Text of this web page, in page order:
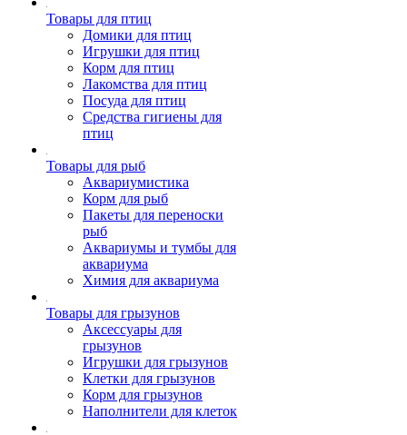
Товары для птиц
Домики для птиц
Игрушки для птиц
Корм для птиц
Лакомства для птиц
Посуда для птиц
Средства гигиены для
птиц
Товары для рыб
Аквариумистика
Корм для рыб
Пакеты для переноски
рыб
Аквариумы и тумбы для
аквариума
Химия для аквариума
Товары для грызунов
Аксессуары для
грызунов
Игрушки для грызунов
Клетки для грызунов
Корм для грызунов
Наполнители для клеток